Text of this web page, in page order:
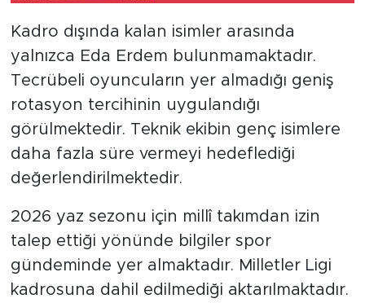
Kadro dışında kalan isimler arasında
yalnızca Eda Erdem bulunmamaktadır.
Tecrübeli oyuncuların yer almadığı geniş
rotasyon tercihinin uygulandığı
görülmektedir. Teknik ekibin genç isimlere
daha fazla süre vermeyi hedeflediği
değerlendirilmektedir.
2026 yaz sezonu için millî takımdan izin
talep ettiği yönünde bilgiler spor
gündeminde yer almaktadır. Milletler Ligi
kadrosuna dahil edilmediği aktarılmaktadır.